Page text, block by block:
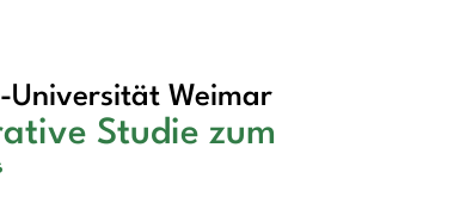
Universität Weimar
Studie zum